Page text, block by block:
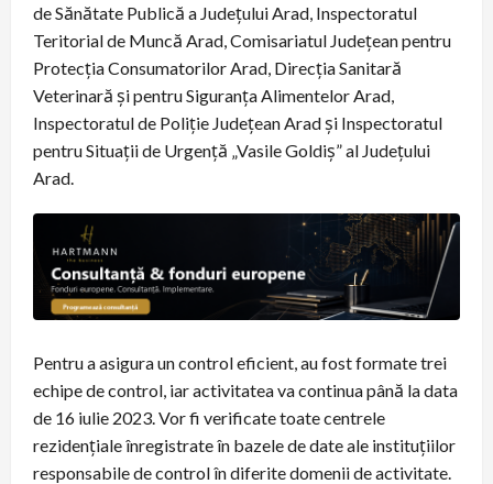
de Sănătate Publică a Județului Arad, Inspectoratul
Teritorial de Muncă Arad, Comisariatul Județean pentru
Protecția Consumatorilor Arad, Direcția Sanitară
Veterinară și pentru Siguranța Alimentelor Arad,
Inspectoratul de Poliție Județean Arad și Inspectoratul
pentru Situații de Urgență „Vasile Goldiș” al Județului
Arad.
Pentru a asigura un control eficient, au fost formate trei
echipe de control, iar activitatea va continua până la data
de 16 iulie 2023. Vor fi verificate toate centrele
rezidențiale înregistrate în bazele de date ale instituțiilor
responsabile de control în diferite domenii de activitate.